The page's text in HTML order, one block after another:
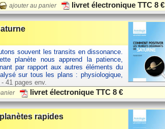
ajouter au panier livret électronique TTC8 €
souvent les transits en dissonance.
planète nous apprend la patience,
par rapport aux autres éléments du
sur tous les plans : physiologique,
- 41 pages env.
livret électronique TTC8 €
rapides